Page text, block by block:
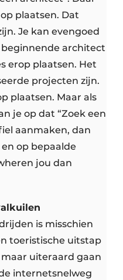
plaatsen. Dat
Je kan evengoed
beginnende architect
erop plaatsen. Het
projecten zijn.
plaatsen. Maar als
je op dat “Zoek een
aanmaken, dan
op bepaalde
jou dan
is misschien
toeristische uitstap
uiteraard gaan
internetsnelweg